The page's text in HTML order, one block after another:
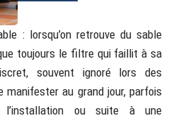
: lorsqu’on retrouve du sable
toujours le filtre qui faillit à sa
souvent ignoré lors des
manifester au grand jour, parfois
l’installation ou suite à une